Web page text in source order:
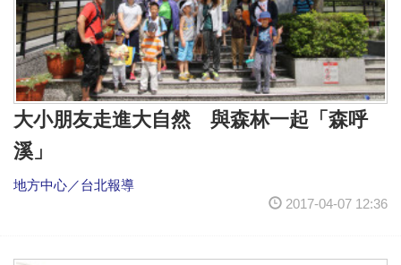
大小朋友走進大自然 與森林一起「森呼
溪」
地方中心／台北報導
2017-04-07 12:36